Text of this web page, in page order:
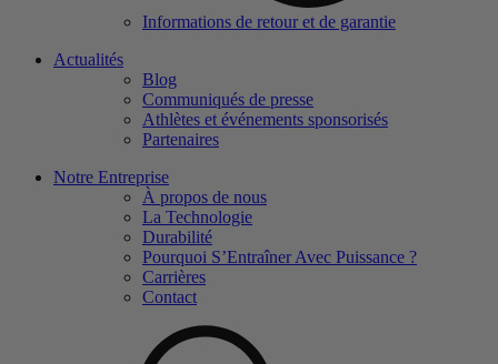
Informations de retour et de garantie
Actualités
Blog
Communiqués de presse
Athlètes et événements sponsorisés
Partenaires
Notre Entreprise
À propos de nous
La Technologie
Durabilité
Pourquoi S’Entraîner Avec Puissance ?
Carrières
Contact